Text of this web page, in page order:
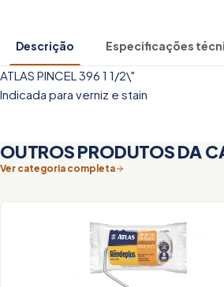
Descrição Especificações
ATLAS PINCEL 396 1 1/2\"
Indicada para verniz e stain
OUTROS PRODUTOS DA
Ver categoria completa